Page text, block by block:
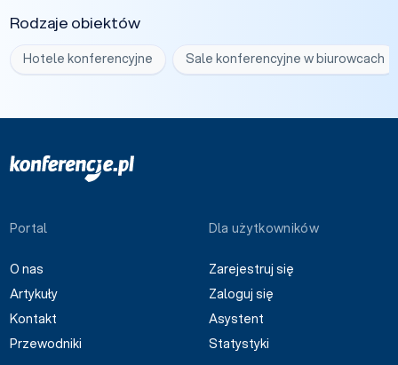
Rodzaje obiektów
Hotele konferencyjne Sale konferencyjne w biurowcach
Portal
O nas
Artykuły
Kontakt
Przewodniki
Dla użytkowników
Zarejestruj się
Zaloguj się
Asystent
Statystyki